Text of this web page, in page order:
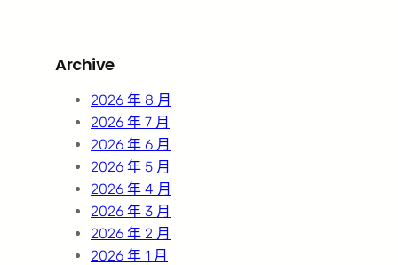
c
Archive
2026 年 8 月
2026 年 7 月
2026 年 6 月
2026 年 5 月
2026 年 4 月
2026 年 3 月
2026 年 2 月
2026 年 1 月